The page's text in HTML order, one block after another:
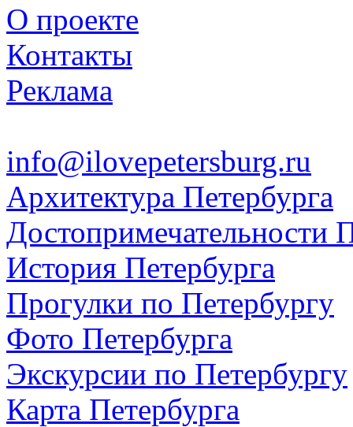
О проекте
Контакты
Реклама
info@ilovepetersburg.ru
Архитектура Петербурга
Достопримечательности
История Петербурга
Прогулки по Петербургу
Фото Петербурга
Экскурсии по Петербургу
Карта Петербурга